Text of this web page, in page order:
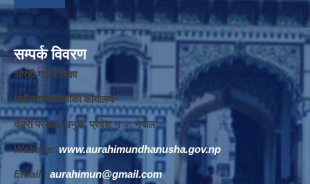
सम्पर्क विवरण
औरही गाउँपालिका
गाउँ कार्यपालिकाको कार्यालय
देउरी परवाहा, धनुषा, प्रदेश न‌‍ २, नेपाल
Website: www.aurahimundhanusha.gov.np
Email : aurahimun@gmail.com